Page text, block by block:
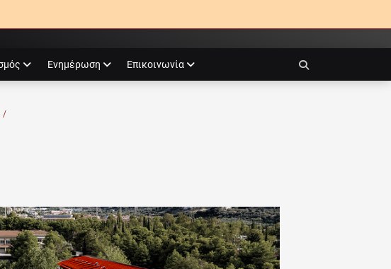
Ενημέρωση Επικοινωνία
/